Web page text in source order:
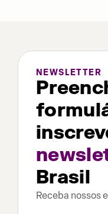
NEWSLETTER
Brasil
Receba nossos